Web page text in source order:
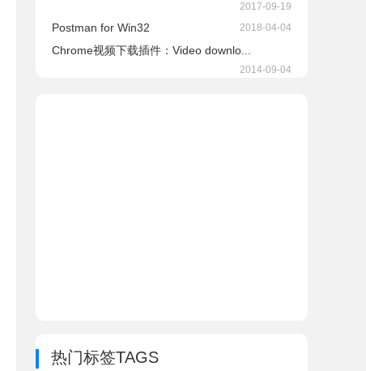
2017-09-19
Postman for Win32 2018-04-04
Chrome视频下载插件：Video downlo...
2014-09-04
热门标签TAGS